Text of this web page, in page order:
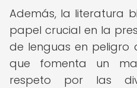
Además, la literatura
papel crucial en la
de lenguas en peligro
que fomenta un
respeto por las